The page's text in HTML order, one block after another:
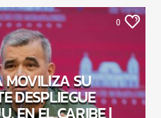
0
SU
DESPLIEGUE
EN EL CARIBE |